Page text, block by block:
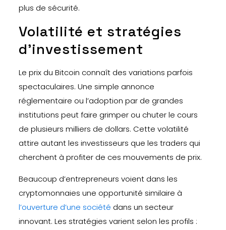
plus de sécurité.
Volatilité et stratégies
d’investissement
Le prix du Bitcoin connaît des variations parfois
spectaculaires. Une simple annonce
réglementaire ou l’adoption par de grandes
institutions peut faire grimper ou chuter le cours
de plusieurs milliers de dollars. Cette volatilité
attire autant les investisseurs que les traders qui
cherchent à profiter de ces mouvements de prix.
Beaucoup d’entrepreneurs voient dans les
cryptomonnaies une opportunité similaire à
l’ouverture d’une société dans un secteur
innovant. Les stratégies varient selon les profils :